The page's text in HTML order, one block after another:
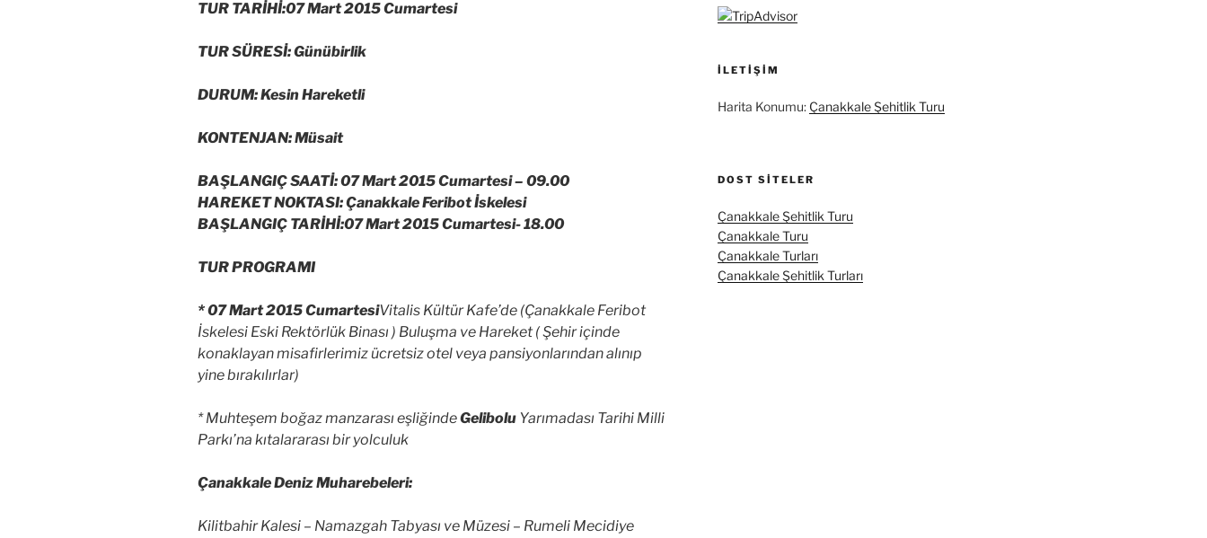
TUR TARİHİ:07 Mart 2015 Cumartesi
TUR SÜRESİ: Günübirlik
DURUM: Kesin Hareketli
KONTENJAN: Müsait
BAŞLANGIÇ SAATİ: 07 Mart 2015 Cumartesi – 09.00
HAREKET NOKTASI: Çanakkale Feribot İskelesi
BAŞLANGIÇ TARİHİ:07 Mart 2015 Cumartesi-18.00
TUR PROGRAMI
* 07 Mart 2015 CumartesiVitalis Kültür Kafe’de (Çanakkale Feribot
İskelesi Eski Rektörlük Binası ) Buluşma ve Hareket ( Şehir içinde
konaklayan misafirlerimiz ücretsiz otel veya pansiyonlarından alınıp
yine bırakılırlar)
* Muhteşem boğaz manzarası eşliğindeGelibolu Yarımadası Tarihi Milli
Parkı’na kıtalararası bir yolculuk
Çanakkale Deniz Muharebeleri:
Kilitbahir Kalesi – Namazgah Tabyası ve Müzesi – Rumeli Mecidiye
İLETIŞIM
Harita Konumu: Çanakkale Şehitlik Turu
DOST SITELER
Çanakkale Şehitlik Turu
Çanakkale Turu
Çanakkale Turları
Çanakkale Şehitlik Turları